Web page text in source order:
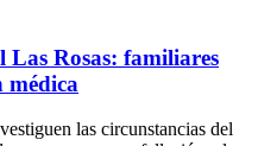
Las Rosas: familiares
médica
las circunstancias del